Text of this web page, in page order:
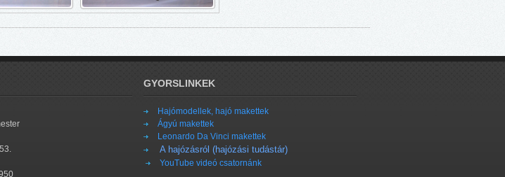
GYORSLINKEK
Hajómodellek, hajó makettek
Ágyú makettek
Leonardo Da Vinci makettek
A hajózásról (hajózási tudástár)
YouTube videó csatornánk